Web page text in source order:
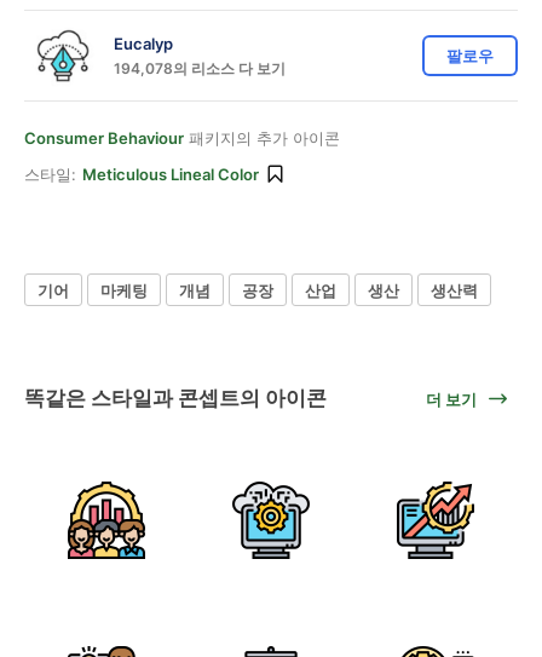
Eucalyp
194,078의 리소스 다 보기
팔로우
Consumer Behaviour 패키지의 추가 아이콘
스타일: Meticulous Lineal Color
기어 마케팅 개념 공장 산업 생산 생산력
똑같은 스타일과 콘셉트의 아이콘 더 보기